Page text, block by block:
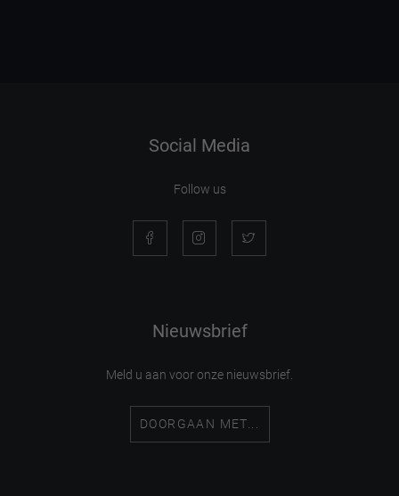
Social Media
Follow us
Nieuwsbrief
Meld u aan voor onze nieuwsbrief.
DOORGAAN MET...